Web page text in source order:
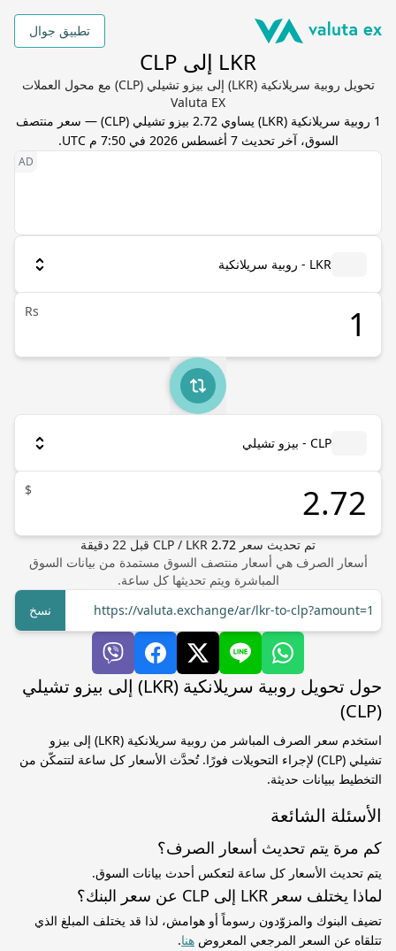
تطبيق جوال
LKR إلى CLP
تحويل روبية سريلانكية (LKR) إلى بيزو تشيلي (CLP) مع محول العملات
Valuta EX
1 روبية سريلانكية (
LKR) يساوي2.72 بيزو تشيلي (
CLP) — سعر منتصف
السوق، آخر تحديث7 أغسطس 2026 في 7:50 م UTC .
LKR - روبية سريلانكية
Rs
CLP - بيزو تشيلي
$
تم تحديث سعر CLP / LKR 2.72 قبل 22 دقيقة
أسعار الصرف هي أسعار منتصف السوق مستمدة من بيانات السوق
المباشرة ويتم تحديثها كل ساعة.
https://valuta.exchange/ar/lkr-to-clp?amount=1
نسخ
حول تحويل روبية سريلانكية (LKR) إلى بيزو تشيلي
(CLP)
استخدم سعر الصرف المباشر من روبية سريلانكية (LKR) إلى بيزو
تشيلي (CLP) لإجراء التحويلات فورًا. تُحدَّث الأسعار كل ساعة لتتمكّن من
التخطيط ببيانات حديثة.
الأسئلة الشائعة
كم مرة يتم تحديث أسعار الصرف؟
يتم تحديث الأسعار كل ساعة لتعكس أحدث بيانات السوق.
لماذا يختلف سعر LKR إلى CLP عن سعر البنك؟
تضيف البنوك والمزوّدون رسوماً أو هوامش، لذا قد يختلف المبلغ الذي
تتلقاه عن السعر المرجعي المعروض هنا.